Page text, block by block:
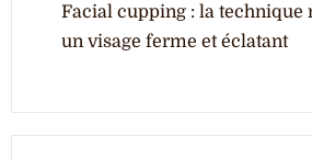
Facial cupping : la technique
un visage ferme et éclatant